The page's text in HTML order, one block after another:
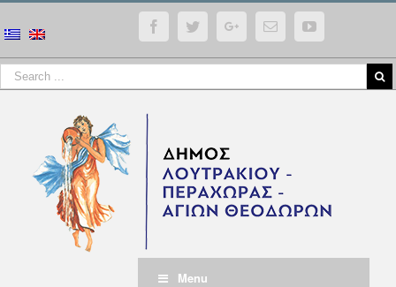
FacebookTwitterGoogle+Email YouTube
Menu